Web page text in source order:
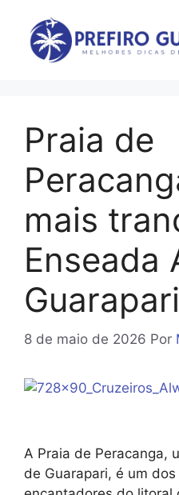
Praia de
mais
Enseada
Guarapari
8 de maio de 2026 Por
A Praia de Peracanga,
de Guarapari, é um